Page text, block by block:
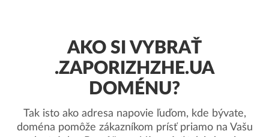
AKO SI VYBRAŤ
.ZAPORIZHZHE.UA
DOMÉNU?
Tak isto ako adresa napovie ľuďom, kde bývate,
doména pomôže zákazníkom prísť priamo na Vašu